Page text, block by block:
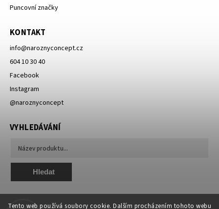
Tento web používá soubory cookie. Dalším procházením tohoto webu
Puncovní značky
KONTAKT
info@naroznyconcept.cz
604 10 30 40
Facebook
Instagram
@naroznyconcept
VYHLEDÁVÁNÍ
Hledat